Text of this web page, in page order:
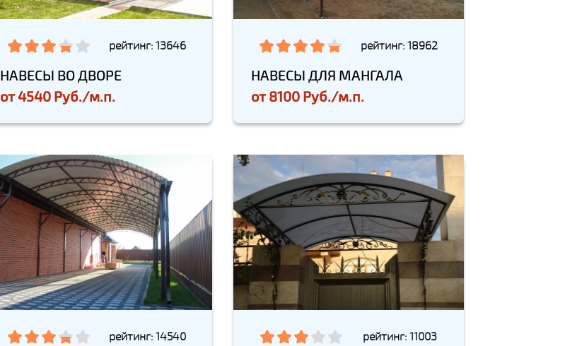
рейтинг: 13646
НАВЕСЫ ВО ДВОРЕ
от4540 Руб./м.п.
рейтинг: 18962
НАВЕСЫ ДЛЯ МАНГАЛА
от8100 Руб./м.п.
рейтинг: 14540 рейтинг: 11003